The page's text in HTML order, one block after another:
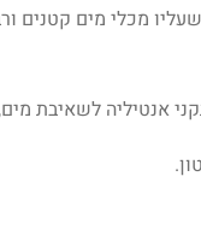
מכלי מים קטנים
אנטיליה לשאיבת